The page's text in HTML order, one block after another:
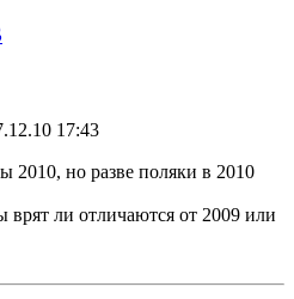
17:43
2010, но разве поляки в 2010
врят ли отличаются от 2009 или